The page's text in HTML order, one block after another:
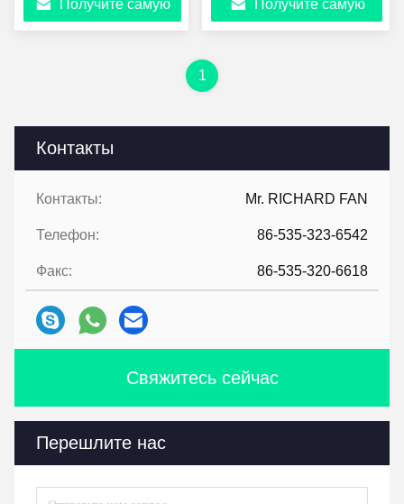
Контакты
Контакты: Mr. RICHARD FAN
Телефон: 86-535-323-6542
Факс: 86-535-320-6618
Свяжитесь сейчас
Перешлите нас
морские якорные
веревки, полосы, флот.
Получите самую
промываемые легкие
сумки для покупок
Получите самую
1